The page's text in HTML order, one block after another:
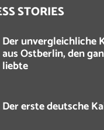
STORIES
Der unvergleichliche
aus Ostberlin, den
liebte
Der erste deutsche